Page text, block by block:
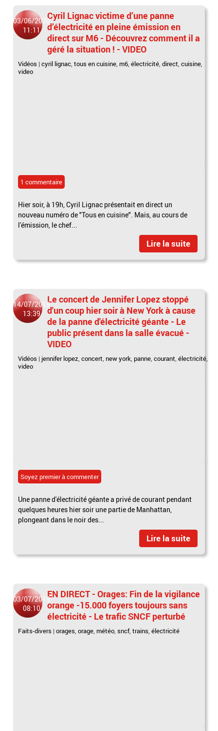
03/06/2020
11:11
Cyril Lignac victime d’une panne
d’électricité en pleine émission en
direct sur M6 - Découvrez comment il a
géré la situation ! - VIDEO
Vidéos |cyril lignac,tous en cuisine, m6,électricité,direct,cuisine,
video
1 commentaire
Hier soir, à 19h, Cyril Lignac présentait en direct un
nouveau numéro de "Tous en cuisine". Mais, au cours de
l'émission, le chef...
Lire la suite
14/07/2019
13:39
Le concert de Jennifer Lopez stoppé
d'un coup hier soir à New York à cause
de la panne d'électricité géante - Le
public présent dans la salle évacué -
VIDEO
Vidéos | jennifer lopez,concert, new york, panne,courant,électricité,
video
Soyez premier à commenter
Une panne d'électricité géante a privé de courant pendant
quelques heures hier soir une partie de Manhattan,
plongeant dans le noir des...
Lire la suite
03/07/2019
08:10
EN DIRECT - Orages: Fin de la vigilance
orange -15.000 foyers toujours sans
électricité - Le trafic SNCF perturbé
Faits-divers |orages,orage, météo,sncf,trains,électricité